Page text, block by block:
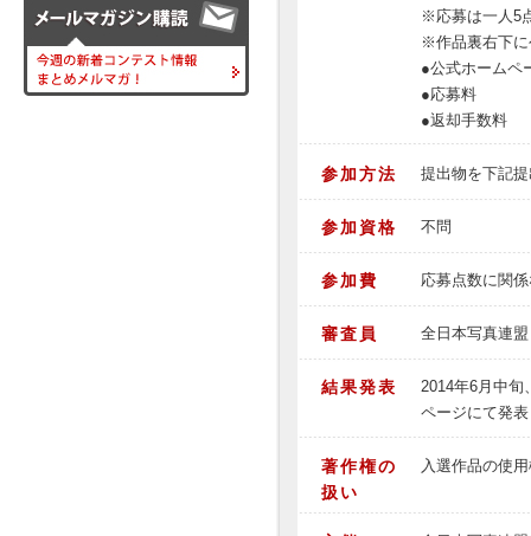
※応募は一人5
※作品裏右下に
●公式ホームペ
●応募料
●返却手数料
参加方法 提出物を下記
参加資格 不問
参加費 応募点数に関
審査員 全日本写真連
結果発表
2014年6月中旬
ページにて発表
著作権の
扱い
入選作品の使